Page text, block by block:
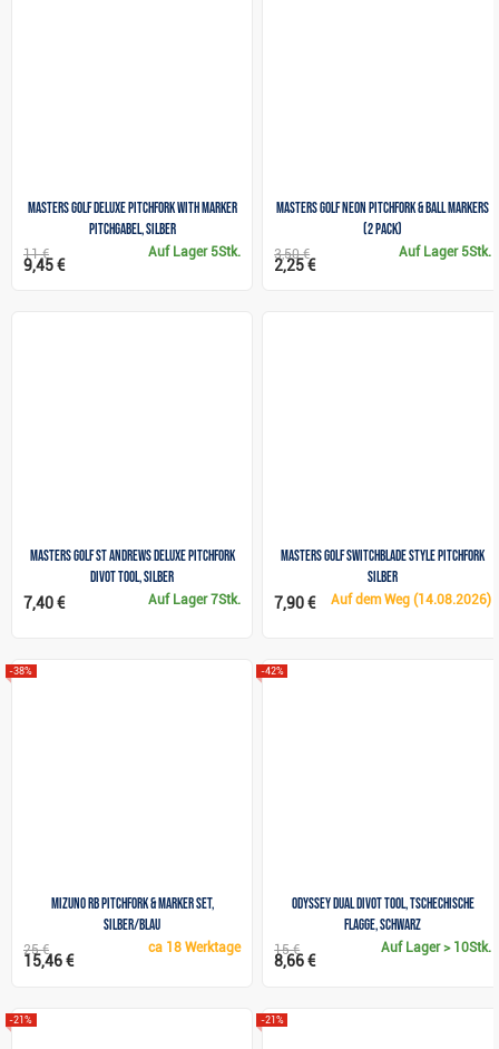
Masters Golf Deluxe Pitchfork With Marker
Pitchgabel, silber
Auf Lager 5Stk.
11 €
9,45 €
Masters Golf Neon PitchFork & Ball Markers
(2 pack)
Auf Lager 5Stk.
3,50 €
2,25 €
Masters Golf St Andrews Deluxe Pitchfork
Divot Tool, silber
Auf Lager7Stk.
7,40 €
Masters Golf Switchblade Style Pitchfork
silber
Auf dem Weg(14.08.2026)
7,90 €
Mizuno RB Pitchfork & Marker Set,
silber/blau
-38%
ca 18 Werktage
25 €
15,46 €
Odyssey Dual Divot Tool, tschechische
Flagge, schwarz
-42%
Auf Lager> 10Stk.
15 €
8,66 €
-21% -21%